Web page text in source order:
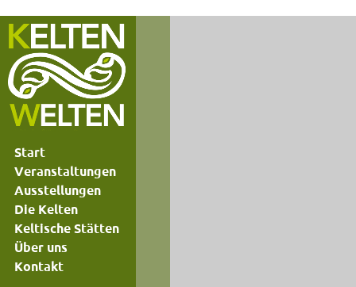
Start
Veranstaltungen
Ausstellungen
Die Kelten
Keltische Stätten
Über uns
Kontakt